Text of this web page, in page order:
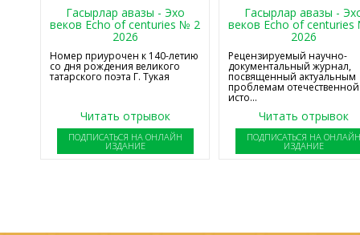
Гасырлар авазы - Эхо
веков Echo of centuries № 2
2026
Номер приурочен к 140-летию
со дня рождения великого
татарского поэта Г. Тукая
Читать отрывок
ПОДПИСАТЬСЯ НА ОНЛАЙН
ИЗДАНИЕ
Гасырлар авазы -
веков Echo of
2026
Рецензируемый научно-
документальный журнал,
посвященный актуальным
проблемам отечественной
исто...
Читать отрывок
ПОДПИСАТЬСЯ НА
ИЗДАНИЕ